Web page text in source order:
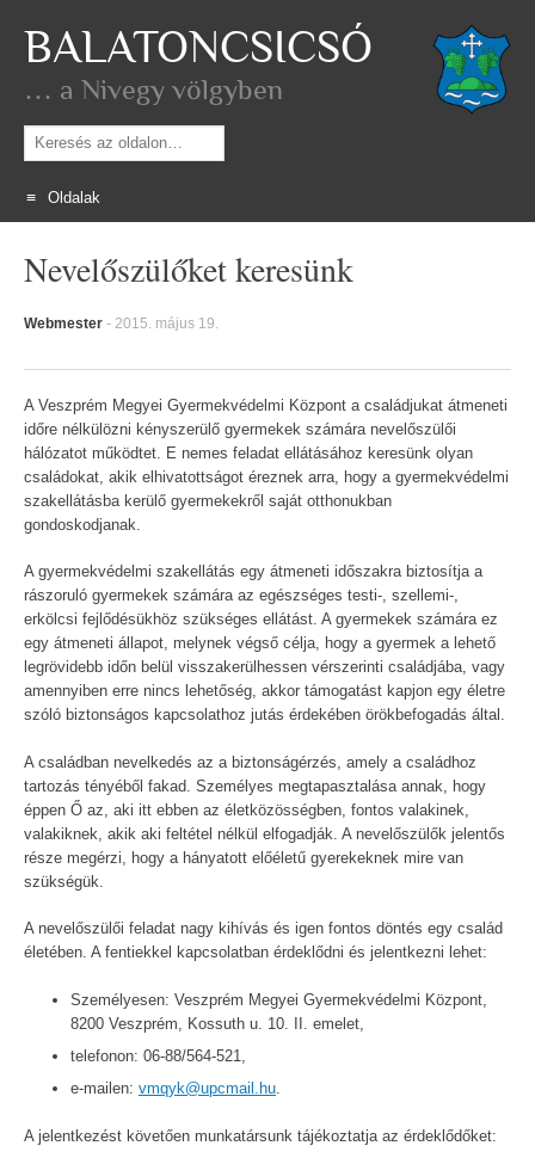
BALATONCSICSÓ
… a Nivegy völgyben
Keresés
Oldalak
Nevelőszülőket keresünk
Webmester - 2015. május 19.
A Veszprém Megyei Gyermekvédelmi Központ a családjukat átmeneti
időre nélkülözni kényszerülő gyermekek számára nevelőszülői
hálózatot működtet. E nemes feladat ellátásához keresünk olyan
családokat, akik elhivatottságot éreznek arra, hogy a gyermekvédelmi
szakellátásba kerülő gyermekekről saját otthonukban
gondoskodjanak.
A gyermekvédelmi szakellátás egy átmeneti időszakra biztosítja a
rászoruló gyermekek számára az egészséges testi-, szellemi-,
erkölcsi fejlődésükhöz szükséges ellátást. A gyermekek számára ez
egy átmeneti állapot, melynek végső célja, hogy a gyermek a lehető
legrövidebb időn belül visszakerülhessen vérszerinti családjába, vagy
amennyiben erre nincs lehetőség, akkor támogatást kapjon egy életre
szóló biztonságos kapcsolathoz jutás érdekében örökbefogadás által.
A családban nevelkedés az a biztonságérzés, amely a családhoz
tartozás tényéből fakad. Személyes megtapasztalása annak, hogy
éppen Ő az, aki itt ebben az életközösségben, fontos valakinek,
valakiknek, akik aki feltétel nélkül elfogadják. A nevelőszülők jelentős
része megérzi, hogy a hányatott előéletű gyerekeknek mire van
szükségük.
A nevelőszülői feladat nagy kihívás és igen fontos döntés egy család
életében. A fentiekkel kapcsolatban érdeklődni és jelentkezni lehet:
Személyesen: Veszprém Megyei Gyermekvédelmi Központ,
8200 Veszprém, Kossuth u. 10. II. emelet,
telefonon: 06-88/564-521,
e-mailen: vmqyk@upcmail.hu
A jelentkezést követően munkatársunk tájékoztatja az érdeklődőket: